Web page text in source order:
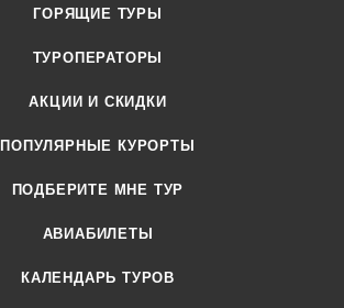
ГОРЯЩИЕ ТУРЫ
ТУРОПЕРАТОРЫ
АКЦИИ И СКИДКИ
ПОПУЛЯРНЫЕ КУРОРТЫ
ПОДБЕРИТЕ МНЕ ТУР
АВИАБИЛЕТЫ
КАЛЕНДАРЬ ТУРОВ